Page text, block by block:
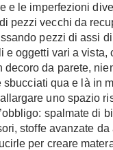
e le imperfezioni
pezzi vecchi da
pezzi di assi
oggetti vari a vista,
decoro da parete,
qua e là in
uno spazio
spalmate di
stoffe avanzate
per creare